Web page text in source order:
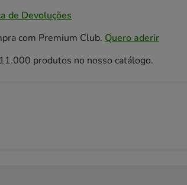
de Devoluções
com Premium Club. Quero aderir
produtos no nosso catálogo.